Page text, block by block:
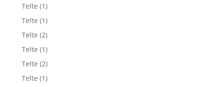
Telte (1)
Telte (1)
Telte (2)
Telte (1)
Telte (2)
Telte (1)